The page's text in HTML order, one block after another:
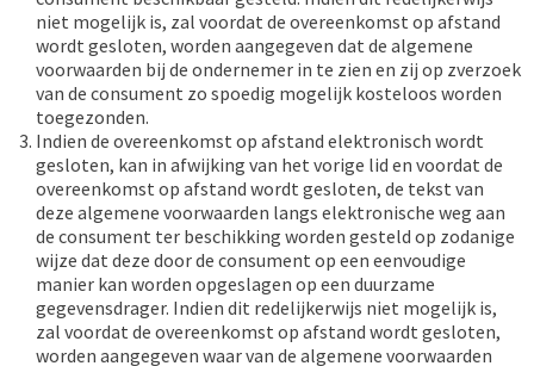
niet mogelijk is, zal voordat de overeenkomst op afstand
wordt gesloten, worden aangegeven dat de algemene
voorwaarden bij de ondernemer in te zien en zij op zverzoek
van de consument zo spoedig mogelijk kosteloos worden
toegezonden.
Indien de overeenkomst op afstand elektronisch wordt
gesloten, kan in afwijking van het vorige lid en voordat de
overeenkomst op afstand wordt gesloten, de tekst van
deze algemene voorwaarden langs elektronische weg aan
de consument ter beschikking worden gesteld op zodanige
wijze dat deze door de consument op een eenvoudige
manier kan worden opgeslagen op een duurzame
gegevensdrager. Indien dit redelijkerwijs niet mogelijk is,
zal voordat de overeenkomst op afstand wordt gesloten,
worden aangegeven waar van de algemene voorwaarden